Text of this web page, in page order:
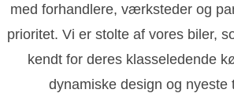
med forhandlere, værksteder og
prioritet. Vi er stolte af vores biler,
kendt for deres klasseledende
dynamiske design og nyeste